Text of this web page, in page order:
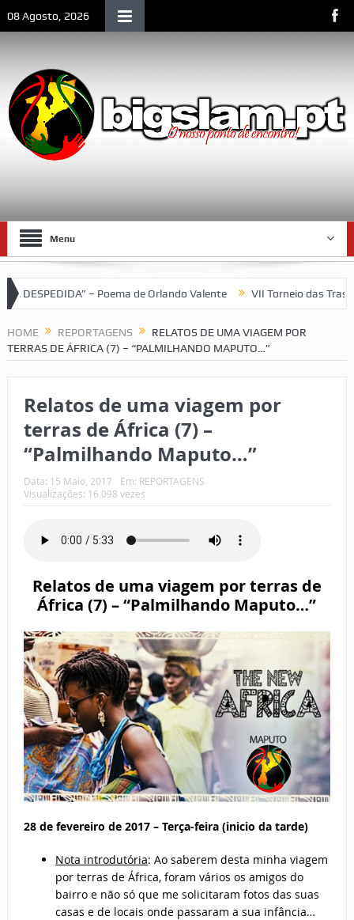
08 Agosto, 2026
Menu
Valente VII Torneio das Traseiras – Recordando a
HOME REPORTAGENS
RELATOS DE UMA VIAGEM POR
TERRAS DE ÁFRICA (7) – “PALMILHANDO MAPUTO…”
Relatos de uma viagem por
terras de África (7) –
“Palmilhando Maputo…”
Data: 15 Maio, 2017 Em: REPORTAGENS
Visualizações: 16.098 vezes
Relatos de uma viagem por terras de
África (7) – “Palmilhando Maputo…”
28 de fevereiro de 2017 – Terça-feira (inicio da tarde)
Nota introdutória: Ao saberem desta minha viagem
por terras de África, foram vários os amigos do
bairro e não só que me solicitaram fotos das suas
casas e de locais onde passaram a sua infância…